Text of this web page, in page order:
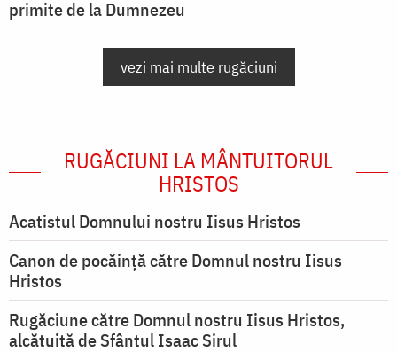
primite de la Dumnezeu
vezi mai multe rugăciuni
RUGĂCIUNI LA MÂNTUITORUL
HRISTOS
Acatistul Domnului nostru Iisus Hristos
Canon de pocăință către Domnul nostru Iisus
Hristos
Rugăciune către Domnul nostru Iisus Hristos,
alcătuită de Sfântul Isaac Sirul